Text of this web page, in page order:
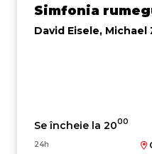
Simfonia
David Eisele,
Se încheie la 2000
24h